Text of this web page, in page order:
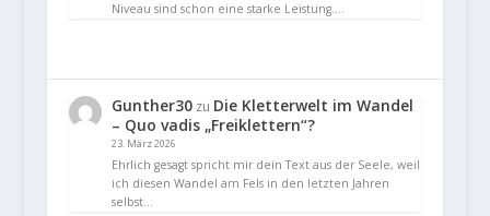
Niveau sind schon eine starke Leistung.…
Gunther30zu Die Kletterwelt im Wandel
– Quo vadis „Freiklettern“?
23. März 2026
Ehrlich gesagt spricht mir dein Text aus der Seele, weil
ich diesen Wandel am Fels in den letzten Jahren
selbst…